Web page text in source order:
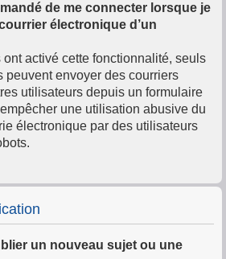
de me connecter lorsque je
électronique d’un
activé cette fonctionnalité, seuls
peuvent envoyer des courriers
utilisateurs depuis un formulaire
une utilisation abusive du
électronique par des utilisateurs
un nouveau sujet ou une